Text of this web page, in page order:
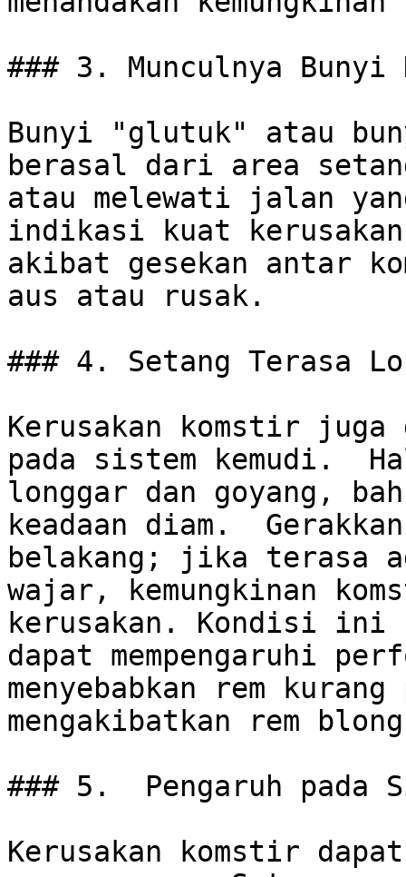
### 3. Munculnya Bunyi
Bunyi "glutuk" atau
berasal dari area
atau melewati jalan
indikasi kuat
akibat gesekan antar
aus atau rusak.
### 4. Setang Terasa
Kerusakan komstir juga
pada sistem kemudi.
longgar dan goyang,
keadaan diam.
belakang; jika terasa
wajar, kemungkinan
kerusakan. Kondisi ini
dapat mempengaruhi
menyebabkan rem
mengakibatkan rem
### 5.  Pengaruh pada
Kerusakan komstir dapat